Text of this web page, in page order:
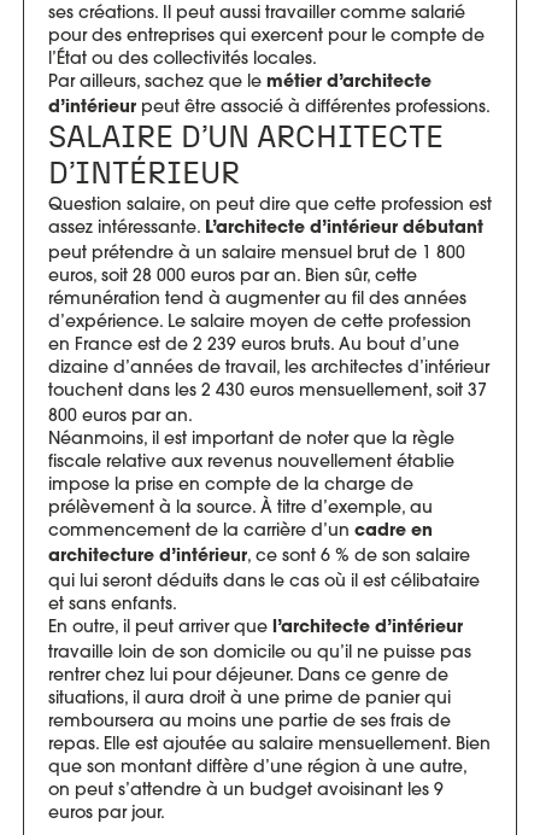
ses créations. Il peut aussi travailler comme salarié
pour des entreprises qui exercent pour le compte de
l’État ou des collectivités locales.
Par ailleurs, sachez que le métier d’architecte
d’intérieur peut être associé à différentes professions.
SALAIRE D’UN ARCHITECTE
D’INTÉRIEUR
Question salaire, on peut dire que cette profession est
assez intéressante. L’architecte d’intérieur débutant
peut prétendre à un salaire mensuel brut de 1 800
euros, soit 28 000 euros par an. Bien sûr, cette
rémunération tend à augmenter au fil des années
d’expérience. Le salaire moyen de cette profession
en France est de 2 239 euros bruts. Au bout d’une
dizaine d’années de travail, les architectes d’intérieur
touchent dans les 2 430 euros mensuellement, soit 37
800 euros par an.
Néanmoins, il est important de noter que la règle
fiscale relative aux revenus nouvellement établie
impose la prise en compte de la charge de
prélèvement à la source. À titre d’exemple, au
commencement de la carrière d’un cadre en
architecture d’intérieur, ce sont 6 % de son salaire
qui lui seront déduits dans le cas où il est célibataire
et sans enfants.
En outre, il peut arriver que l’architecte d’intérieur
travaille loin de son domicile ou qu’il ne puisse pas
rentrer chez lui pour déjeuner. Dans ce genre de
situations, il aura droit à une prime de panier qui
remboursera au moins une partie de ses frais de
repas. Elle est ajoutée au salaire mensuellement. Bien
que son montant diffère d’une région à une autre,
on peut s’attendre à un budget avoisinant les 9
euros par jour.